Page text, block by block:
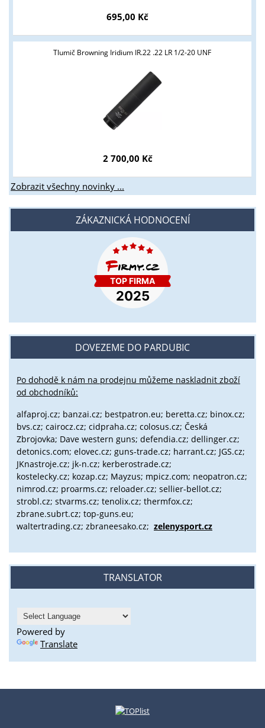
695,00 Kč
Tlumič Browning Iridium IR.22 .22 LR 1/2-20 UNF
2 700,00 Kč
Zobrazit všechny novinky ...
ZÁKAZNICKÁ HODNOCENÍ
DOVEZEME DO PARDUBIC
Po dohodě k nám na prodejnu můžeme naskladnit zboží
od obchodníků:
alfaproj.cz; banzai.cz; bestpatron.eu; beretta.cz; binox.cz;
bvs.cz; cairocz.cz; cidpraha.cz; colosus.cz; Česká
Zbrojovka; Dave western guns; defendia.cz; dellinger.cz;
detonics.com; elovec.cz; guns-trade.cz; harrant.cz; JGS.cz;
JKnastroje.cz; jk-n.cz; kerberostrade.cz;
kostelecky.cz; kozap.cz; Mayzus; mpicz.com; neopatron.cz;
nimrod.cz; proarms.cz; reloader.cz; sellier-bellot.cz;
strobl.cz; stvarms.cz; tenolix.cz; thermfox.cz;
zbrane.subrt.cz; top-guns.eu;
waltertrading.cz; zbraneesako.cz; zelenysport.cz
TRANSLATOR
Powered by
Translate